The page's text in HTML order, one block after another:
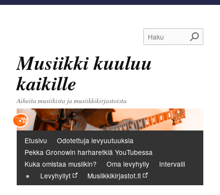
Haku
Musiikki kuuluu
kaikille
Aiheita musiikista ja musiikkikirjastoista
Päävalikko
Etusivu
Odotettuja levyuutuuksia
Pekka Gronowin harharetkiä YouTubessa
Kuka omistaa musiikin?
Oma levyhylly
Intervalli
Levyhyllyt
Musiikkikirjastot.fi